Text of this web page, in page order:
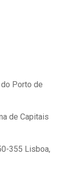
Porto de
de Capitais
355 Lisboa,